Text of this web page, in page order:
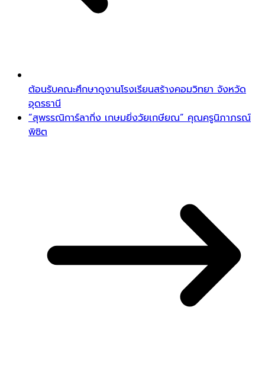
ต้อนรับคณะศึกษาดูงานโรงเรียนสร้างคอมวิทยา จังหวัด
อุดรธานี
“สุพรรณิการ์ลากิ่ง เกษมยิ่งวัยเกษียณ” คุณครูนิภาภรณ์
พิชิต